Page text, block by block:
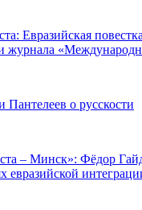
Евразийская
журнала
Пантелеев о русскости
– Минск»: Фёдор
евразийской